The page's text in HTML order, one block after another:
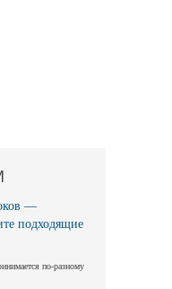
—
подходящие
по-разному